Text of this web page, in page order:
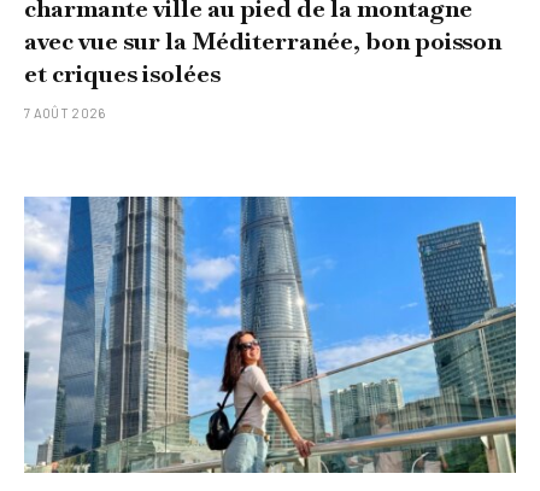
charmante ville au pied de la montagne
avec vue sur la Méditerranée, bon poisson
et criques isolées
7 AOÛT 2026